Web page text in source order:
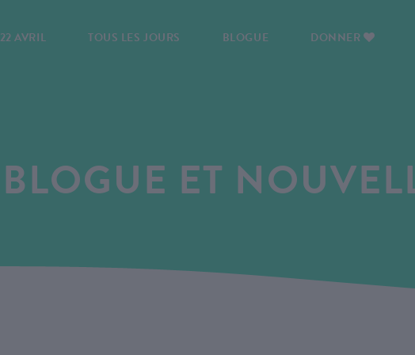
22 AVRIL TOUS LES JOURS BLOGUE DONNER
BLOGUE ET